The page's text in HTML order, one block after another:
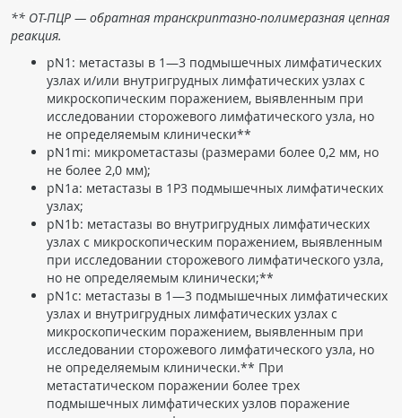
** ОТ-ПЦР — обратная транскриптазно-полимеразная цепная
реакция.
pN1: метастазы в 1—3 подмышечных лимфатических
узлах и/или внутригрудных лимфатических узлах с
микроскопическим поражением, выявленным при
исследовании сторожевого лимфатического узла, но
не определяемым клинически**
pN1mi: микрометастазы (размерами более 0,2 мм, но
не более 2,0 мм);
pN1a: метастазы в 1Р3 подмышечных лимфатических
узлах;
pN1b: метастазы во внутригрудных лимфатических
узлах с микроскопическим поражением, выявленным
при исследовании сторожевого лимфатического узла,
но не определяемым клинически;**
pN1c: метастазы в 1—3 подмышечных лимфатических
узлах и внутригрудных лимфатических узлах с
микроскопическим поражением, выявленным при
исследовании сторожевого лимфатического узла, но
не определяемым клинически.** При
метастатическом поражении более трех
подмышечных лимфатических узлов поражение